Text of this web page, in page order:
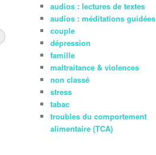
audios : lectures de textes
audios : méditations guidées
couple
dépression
famille
maltraitance & violences
non classé
stress
tabac
troubles du comportement
alimentaire (TCA)